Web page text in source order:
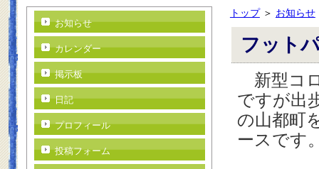
トップ＞ お知らせ
フット
新型コ
ですが出
の山都町
ースです
お知らせ
カレンダー
掲示板
日記
プロフィール
投稿フォーム